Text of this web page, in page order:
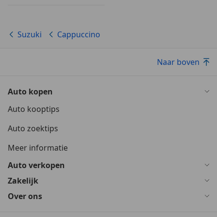
Suzuki Cappuccino
Naar boven
Auto kopen
Auto kooptips
Auto zoektips
Meer informatie
Auto verkopen
Zakelijk
Over ons